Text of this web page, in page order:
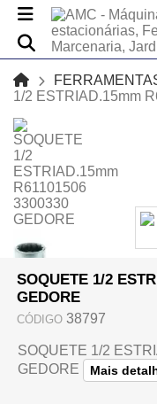
1/2 ESTRIAD.15mm
SOQUETE 1/2
GEDORE
CÓDIGO 38797
SOQUETE 1/2
GEDORE
Mais